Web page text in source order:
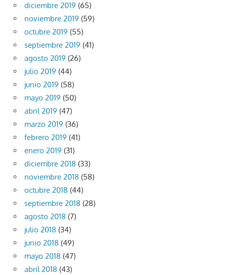
diciembre 2019 (65)
noviembre 2019 (59)
octubre 2019 (55)
septiembre 2019 (41)
agosto 2019 (26)
julio 2019 (44)
junio 2019 (58)
mayo 2019 (50)
abril 2019 (47)
marzo 2019 (36)
febrero 2019 (41)
enero 2019 (31)
diciembre 2018 (33)
noviembre 2018 (58)
octubre 2018 (44)
septiembre 2018 (28)
agosto 2018 (7)
julio 2018 (34)
junio 2018 (49)
mayo 2018 (47)
abril 2018 (43)